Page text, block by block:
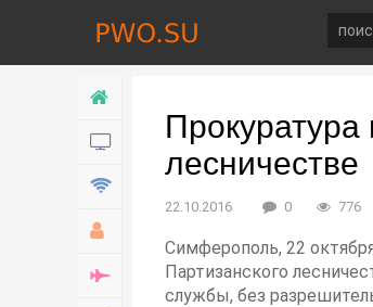
Новости
Война
лесничестве
22.10.2016 0 776
Симферополь, 22
Партизанского
службы, без